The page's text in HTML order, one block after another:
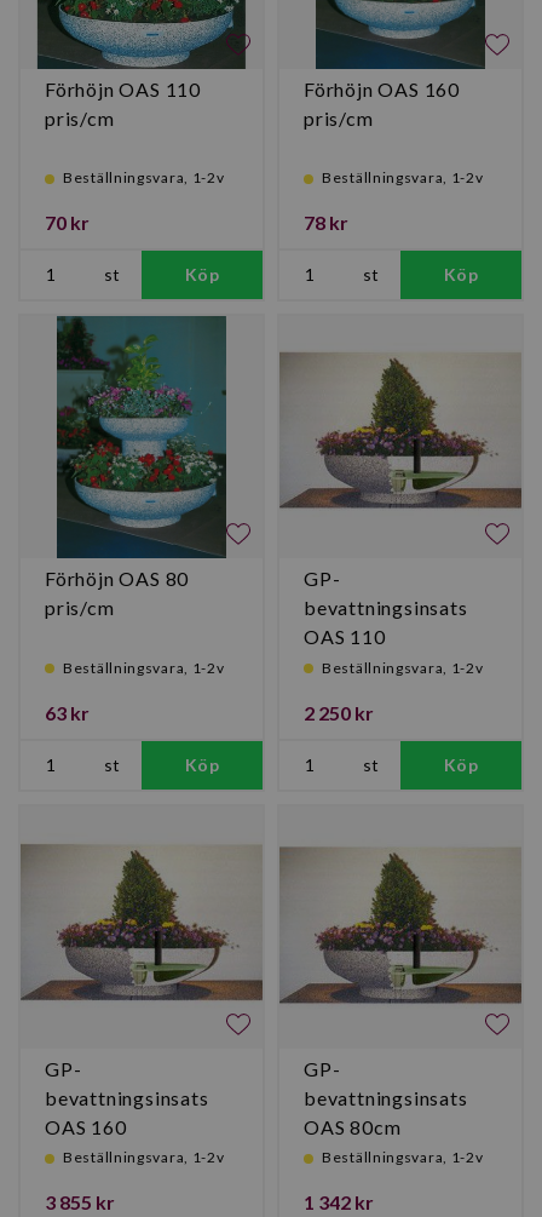
Förhöjn OAS 110
pris/cm
Beställningsvara, 1-2v
70 kr
st Köp
Förhöjn OAS 160
pris/cm
Beställningsvara, 1-2v
78 kr
st Köp
Förhöjn OAS 80
pris/cm
Beställningsvara, 1-2v
63 kr
st Köp
GP-
bevattningsinsats
OAS 110
Beställningsvara, 1-2v
2 250 kr
st Köp
GP-
bevattningsinsats
OAS 160
Beställningsvara, 1-2v
3 855 kr
GP-
bevattningsinsats
OAS 80cm
Beställningsvara, 1-2v
1 342 kr